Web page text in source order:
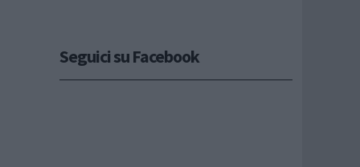
Seguici su Facebook